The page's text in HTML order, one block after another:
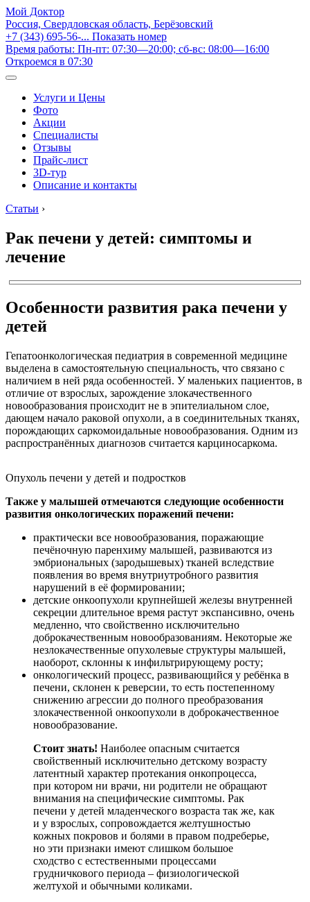
Мой Доктор
Россия, Свердловская область, Берёзовский
+7 (343) 695-56-... Показать номер
Время работы: Пн-пт: 07:30—20:00; сб-вс: 08:00—16:00
Откроемся в 07:30
Услуги и Цены
Фото
Акции
Специалисты
Отзывы
Прайс-лист
3D-тур
Описание и контакты
Статьи ›
Рак печени у детей: симптомы и
лечение
Особенности развития рака печени у
детей
Гепатоонкологическая педиатрия в современной медицине
выделена в самостоятельную специальность, что связано с
наличием в ней ряда особенностей. У маленьких пациентов, в
отличие от взрослых, зарождение злокачественного
новообразования происходит не в эпителиальном слое,
дающем начало раковой опухоли, а в соединительных тканях,
порождающих саркомоидальные новообразования. Одним из
распространённых диагнозов считается карциносаркома.
Опухоль печени у детей и подростков
Также у малышей отмечаются следующие особенности
развития онкологических поражений печени:
практически все новообразования, поражающие
печёночную паренхиму малышей, развиваются из
эмбриональных (зародышевых) тканей вследствие
появления во время внутриутробного развития
нарушений в её формировании;
детские онкоопухоли крупнейшей железы внутренней
секреции длительное время растут экспансивно, очень
медленно, что свойственно исключительно
доброкачественным новообразованиям. Некоторые же
незлокачественные опухолевые структуры малышей,
наоборот, склонны к инфильтрирующему росту;
онкологический процесс, развивающийся у ребёнка в
печени, склонен к реверсии, то есть постепенному
снижению агрессии до полного преобразования
злокачественной онкоопухоли в доброкачественное
новообразование.
Стоит знать! Наиболее опасным считается
свойственный исключительно детскому возрасту
латентный характер протекания онкопроцесса,
при котором ни врачи, ни родители не обращают
внимания на специфические симптомы. Рак
печени у детей младенческого возраста так же, как
и у взрослых, сопровождается желтушностью
кожных покровов и болями в правом подреберье,
но эти признаки имеют слишком большое
сходство с естественными процессами
грудничкового периода – физиологической
желтухой и обычными коликами.